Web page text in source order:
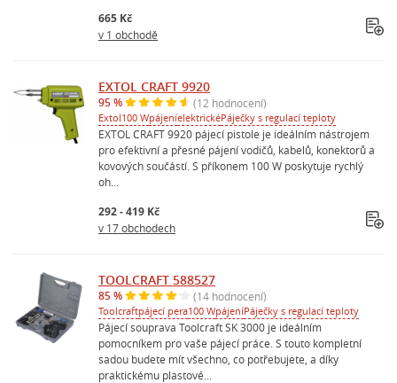
665 Kč
v 1 obchodě
EXTOL CRAFT 9920
95 % (12 hodnocení)
Extol100 WpájeníelektrickéPáječky s regulací teploty
EXTOL CRAFT 9920 pájecí pistole je ideálním nástrojem
pro efektivní a přesné pájení vodičů, kabelů, konektorů a
kovových součástí. S příkonem 100 W poskytuje rychlý
oh...
292 - 419 Kč
v 17 obchodech
TOOLCRAFT 588527
85 % (14 hodnocení)
Toolcraftpájecí pera100 WpájeníPáječky s regulací teploty
Pájecí souprava Toolcraft SK 3000 je ideálním
pomocníkem pro vaše pájecí práce. S touto kompletní
sadou budete mít všechno, co potřebujete, a díky
praktickému plastové...